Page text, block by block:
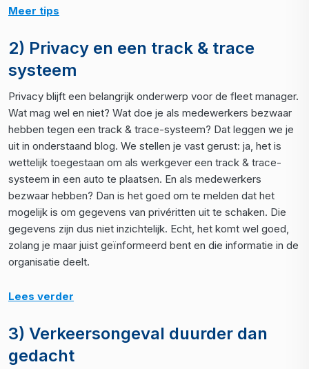
Meer tips
2) Privacy en een track & trace
systeem
Privacy blijft een belangrijk onderwerp voor de fleet manager.
Wat mag wel en niet? Wat doe je als medewerkers bezwaar
hebben tegen een track & trace-systeem? Dat leggen we je
uit in onderstaand blog. We stellen je vast gerust: ja, het is
wettelijk toegestaan om als werkgever een track & trace-
systeem in een auto te plaatsen. En als medewerkers
bezwaar hebben? Dan is het goed om te melden dat het
mogelijk is om gegevens van privéritten uit te schaken. Die
gegevens zijn dus niet inzichtelijk. Echt, het komt wel goed,
zolang je maar juist geïnformeerd bent en die informatie in de
organisatie deelt.
Lees verder
3) Verkeersongeval duurder dan
gedacht